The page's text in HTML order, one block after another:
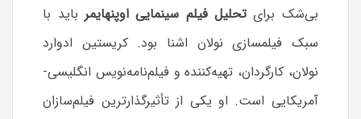
بی‌شک برایتحلیل فیلم سینمایی اوپنهایمر باید با
سبک فیلمسازی نولان اشنا بود. کریستین ادوارد
نولان، کارگردان، تهیه‌کننده و فیلم‌نامه‌نویس انگلیسی-
آمریکایی است. او یکی از تأثیرگذارترین فیلم‌سازان